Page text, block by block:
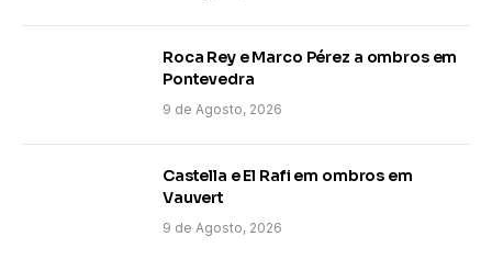
Roca Rey e Marco Pérez a ombros em
Pontevedra
9 de Agosto, 2026
Castella e El Rafi em ombros em
Vauvert
9 de Agosto, 2026